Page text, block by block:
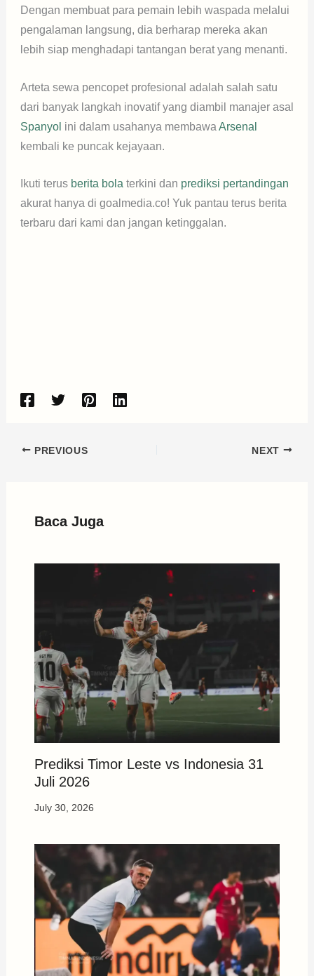
Dengan membuat para pemain lebih waspada melalui
pengalaman langsung, dia berharap mereka akan
lebih siap menghadapi tantangan berat yang menanti.
Arteta sewa pencopet profesional adalah salah satu
dari banyak langkah inovatif yang diambil manajer asal
Spanyol ini dalam usahanya membawa Arsenal
kembali ke puncak kejayaan.
Ikuti terus berita bola terkini dan prediksi pertandingan
akurat hanya di goalmedia.co! Yuk pantau terus berita
terbaru dari kami dan jangan ketinggalan.
PREVIOUS NEXT
Baca Juga
Prediksi Timor Leste vs Indonesia 31
Juli 2026
July 30, 2026